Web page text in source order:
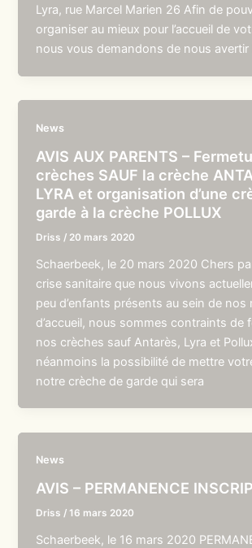
Lyra, rue Marcel Marien 26 Afin de
organiser au mieux pour l’accueil de
nous vous demandons de nous avertir
News
AVIS AUX PARENTS –
crèches SAUF la crèche
LYRA et organisation d’une
garde à la crèche POLLUX
Driss / 20 mars 2020
Schaerbeek, le 20 mars 2020 Chers
crise sanitaire que nous vivons
peu d’enfants présents au sein de nos
d’accueil, nous sommes contraints de
nos crèches sauf Antarès, Lyra et
néanmoins la possibilité de mettre
notre crèche de garde qui sera
News
AVIS – PERMANENCE
Driss /16 mars 2020
Schaerbeek, le 16 mars 2020